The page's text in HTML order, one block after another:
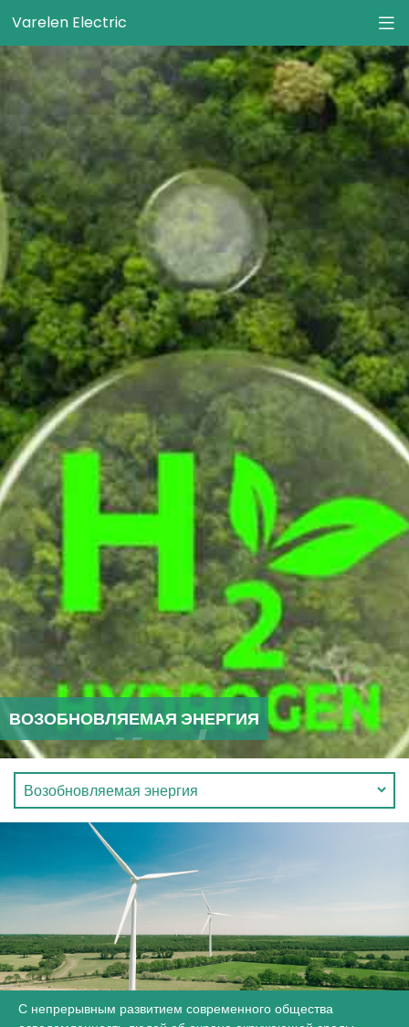
Varelen Electric
ВОЗОБНОВЛЯЕМАЯ ЭНЕРГИЯ
С непрерывным развитием современного общества